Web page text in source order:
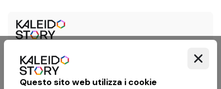
Questo sito web utilizza i cookie